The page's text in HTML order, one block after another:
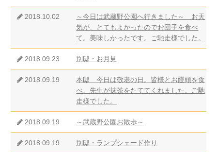
2018.10.02
～今日は武蔵野公園へ行きました～ お天
気が、とてもよかったのでお団子を食べ
て。美味しかったです。ご馳走様でした。
2018.09.23 別邸・お月見
2018.09.19
本邸 今日は敬老の日。皆様とお饅頭を食
べ、先生が抹茶をたててくれました。ご馳
走様でした。
2018.09.19 ～武蔵野公園お散歩～
2018.09.19 別邸・ランプシェード作り